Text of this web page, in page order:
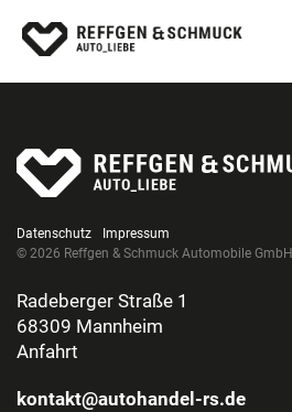
Datenschutz
Impressum
© 2026 Reffgen & Schmuck Automobile GmbH
Radeberger Straße 1
68309 Mannheim
Anfahrt
kontakt@autohandel-rs.de